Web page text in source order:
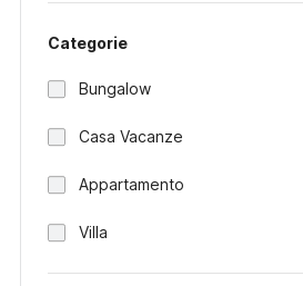
Categorie
Bungalow
Casa Vacanze
Appartamento
Villa